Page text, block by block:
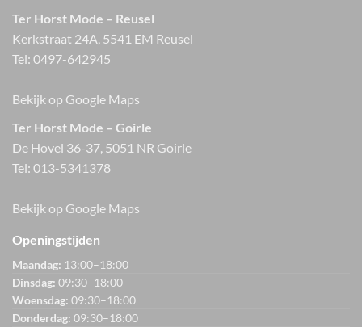
Ter Horst Mode – Reusel
Kerkstraat 24A, 5541 EM Reusel
Tel: 0497-642945
Bekijk op Google Maps
Ter Horst Mode – Goirle
De Hovel 36-37, 5051 NR Goirle
Tel: 013-5341378
Bekijk op Google Maps
Openingstijden
Maandag: 13:00–18:00
Dinsdag: 09:30–18:00
Woensdag: 09:30–18:00
Donderdag: 09:30–18:00